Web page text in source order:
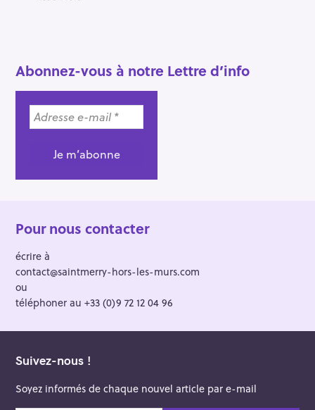
Abonnez-vous à notre Lettre d’info
Pour nous contacter
écrire à
contact@saintmerry-hors-les-murs.com
ou
téléphoner au +33 (0)9 72 12 04 96
Suivez-nous !
Soyez informés de chaque nouvel article par e-mail